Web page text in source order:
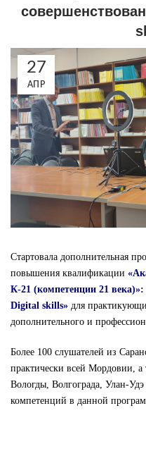
27
АПР
Стартовала дополнительная
повышения квалификации
К-21 (компетенции 21
Digital skills» для
дополнительного и
Более 100 слушателей из
практически всей Мордовии,
Вологды, Волгограда, Улан-
компетенций в данной